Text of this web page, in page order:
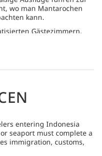
wo man Mantarochen
kann.
Gästezimmern,
Pastellfarben-
Süßwasserpool mit Swim-
entering Indonesia
seaport must complete a
immigration, customs,